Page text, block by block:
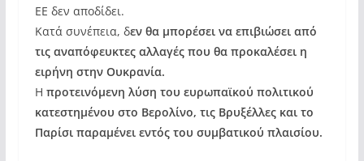
ΕΕ δεν αποδίδει.
Κατά συνέπεια, δεν θα μπορέσει να επιβιώσει από
τις αναπόφευκτες αλλαγές που θα προκαλέσει η
ειρήνη στην Ουκρανία.
Η προτεινόμενη λύση του ευρωπαϊκού πολιτικού
κατεστημένου στο Βερολίνο, τις Βρυξέλλες και το
Παρίσι παραμένει εντός του συμβατικού πλαισίου.